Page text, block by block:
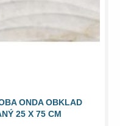
ONDA OBKLAD
25 X 75 CM